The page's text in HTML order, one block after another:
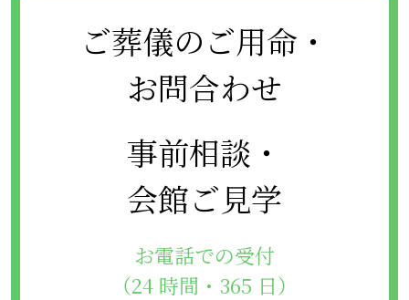
ご葬儀のご用命・
お問合わせ
事前相談・
会館ご見学
お電話での受付
（24 時間・365 日）